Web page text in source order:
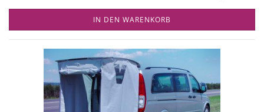
IN DEN WARENKORB